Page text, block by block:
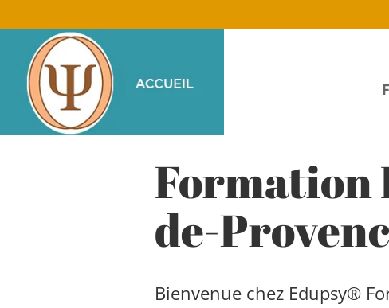
Formation
de-
Bienvenue chez Edupsy®